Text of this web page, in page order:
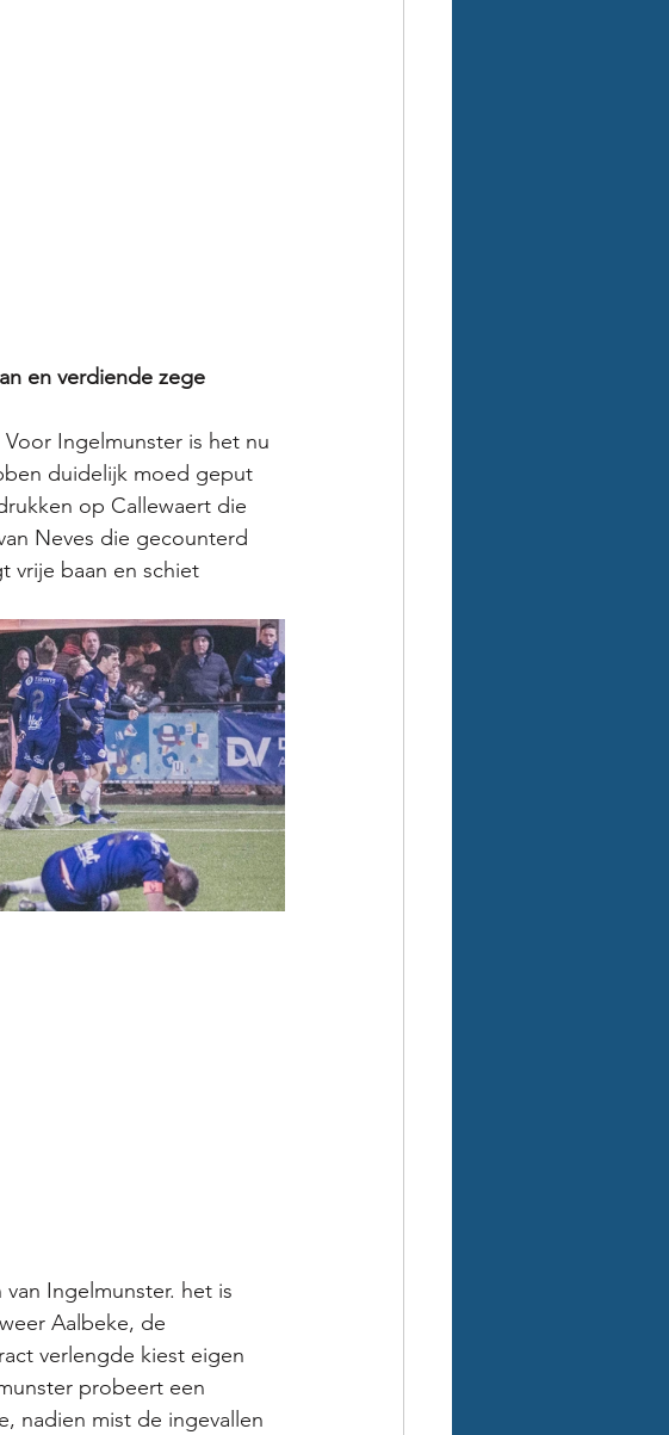
en verdiende zege
Ingelmunster is het nu
duidelijk moed geput
op Callewaert die
Neves die gecounterd
vrije baan en schiet
Ingelmunster. het is
Aalbeke, de
verlengde kiest eigen
probeert een
nadien mist de ingevallen